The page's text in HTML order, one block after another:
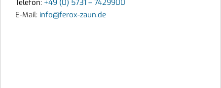
Telefon: +49 (0) 5731 – 7429900
E-Mail: info@ferox-zaun.de